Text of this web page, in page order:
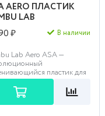
AERO ПЛАСТИК
LAB
₽
В наличии
Lab Aero ASA —
пластик для
сверхлегких и
авиамоделей с
п...